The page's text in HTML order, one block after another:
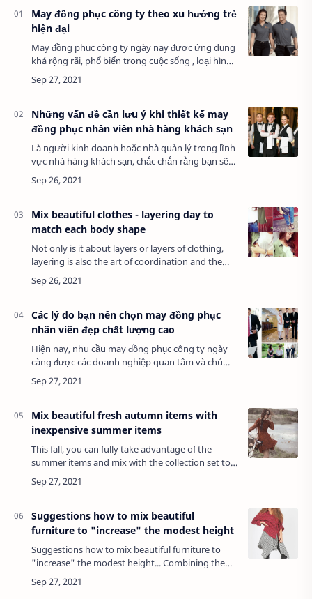
May đồng phục công ty theo xu hướng trẻ
hiện đại
May đồng phục công ty ngày nay được ứng dụng
khá rộng rãi, phổ biến trong cuộc sống , loại hình
may gia công này được mở ra nhằm đáp ứng
những nhu cầu quan trọng. Với nhu cầu …
Những vấn đề cần lưu ý khi thiết kế may
đồng phục nhân viên nhà hàng khách sạn
Là người kinh doanh hoặc nhà quản lý trong lĩnh
vực nhà hàng khách sạn, chắc chắn rằng bạn sẽ
dễ nhận ra đồng phục có vai trò rất quan trọng
trong việc xây dựng và quảng bá thương …
Mix beautiful clothes - layering day to
match each body shape
Not only is it about layers or layers of clothing,
layering is also the art of coordination and the
creativity of each person. If you know the
application is flexible, this mix can…
Các lý do bạn nên chọn may đồng phục
nhân viên đẹp chất lượng cao
Hiện nay, nhu cầu may đồng phục công ty ngày
càng được các doanh nghiệp quan tâm và chú
trọng. Dù các doanh nghiệp lớn hay nhỏ thì đồng
phục đều mang lại những ý nghĩa vô cùng to l…
Mix beautiful fresh autumn items with
inexpensive summer items
This fall, you can fully take advantage of the
summer items and mix with the collection set to
own a fresh look but not expensive.The new
season does not mean that women will have …
Suggestions how to mix beautiful
furniture to "increase" the modest height
Suggestions how to mix beautiful furniture to
"increase" the modest height... Combining the
right principles, you will definitely "increase" a lot
of modest height.Should: Skirts o…